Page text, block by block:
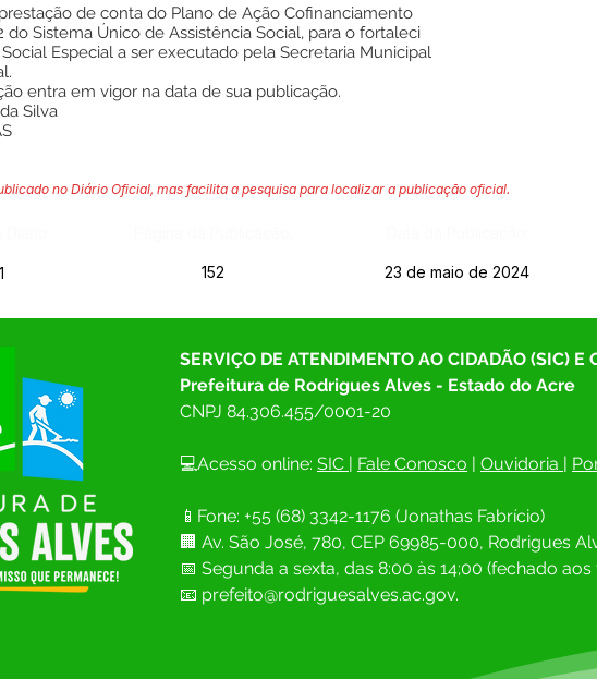
prestação de conta do Plano de Ação Cofinanciamento
do Sistema Único de Assistência Social, para o fortaleci
Especial a ser executado pela Secretaria Municipal
entra em vigor na data de sua publicação.
Silva
no Diário Oficial, mas facilita a pesquisa para localizar a publicação oficial.
152 23 de maio de 2024
SERVIÇO DE ATENDIMENTO AO CIDADÃO (SIC) E
Prefeitura de Rodrigues Alves - Estado do Acre
CNPJ 84.306.455/0001-20
💻Acesso online: SIC | Fale Conosco | Ouvidoria |
📱Fone: +55 (68) 3342-1176 (Jonathas Fabrício)
🏢 Av. São José, 780, CEP 69985-000, Rodrigues
📅 Segunda a sexta, das 8:00 às 14;00 (fechado
📧 prefeito@rodriguesalves.ac.gov.